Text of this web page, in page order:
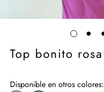
Top bonito rosa
Disponible en otros colores: